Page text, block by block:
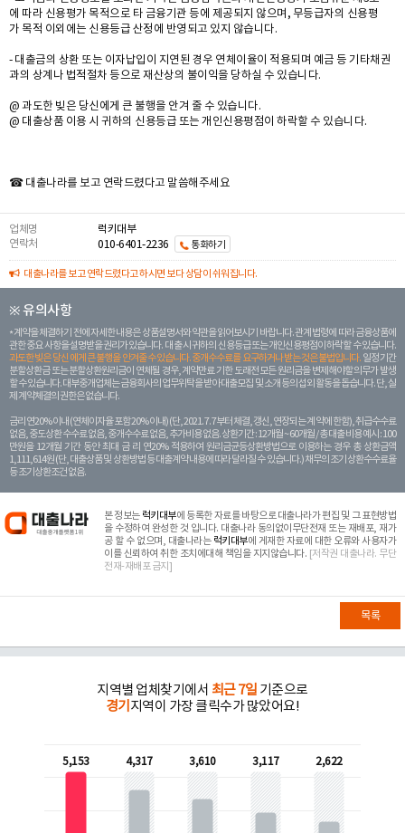
에 따라 신용평가 목적으로 타 금융기관 등에 제공되지 않으며, 무등급자의 신용평
가 목적 이외에는 신용등급 산정에 반영되고 있지 않습니다.
- 대출금의 상환 또는 이자납입이 지연된 경우 연체이율이 적용되며 예금 등 기타채권
과의 상계나 법적절차 등으로 재산상의 불이익을 당하실 수 있습니다.
@ 과도한 빚은 당신에게 큰 불행을 안겨 줄 수 있습니다.
@ 대출상품 이용 시 귀하의 신용등급 또는 개인신용평점이 하락할 수 있습니다.
☎ 대출나라를 보고 연락드렸다고 말씀해주세요
업체명
럭키대부
연락처
010-6401-2236 통화하기
대출나라를 보고 연락드렸다고 하시면 보다 상담이 쉬워집니다.
※ 유의사항
계약을 체결하기 전에 자세한 내용은 상품설명서와 약관을 읽어보시기 바랍니다. 관계 법령에 따라 금융상품에
관한 중요 사항을 설명받을 권리가 있습니다. 대 출 시 귀하의 신용등급 또는 개인신용평점이 하락할 수 있습니다.
과도한 빚은 당신 에게 큰 불행을 안겨줄 수 있습니다. 중개수수료를 요구하거나 받는 것은 불법입니다. 일정 기간
분할상환금 또는 분할상환원리금이 연체될 경우, 계약만료 기한 도래전 모든 원리금을 변제해야할 의무가 발생
할 수 있습니다. 대부중개업체는 금융회사의 업무위탁을 받아 대출모집 및 소개 등의 섭외 활동을 돕습니다. 단, 실
제 계약체결의 권한은 없습니다.
금리 연20% 이내 (연체이자율 포함 20% 이내) (단, 2021. 7. 7부터 체결, 갱신, 연장되는 계 약에 한함), 취급수수료
없음, 중도상환 수수료 없음, 중개수수료 없음, 추가비용 없음. 상환기간 : 12개월 ~ 60개월 / 총 대출 비용 예시 : 100
만원을 12개월 기간 동안 최대 금 리 연20% 적용하여 원리금균등상환방법으로 이용하는 경우 총 상환금액
1,111,614원 (단, 대출상품 및 상환방법 등 대출계약 내용에 따라 달라질 수 있습니다.) 채무의 조기 상환수수료율
등 조기상환조건 없음.
본 정보는 럭키대부에 등록한 자료를 바탕으로 대출나라가 편집 및 그 표현방법
을 수정하여 완성한 것 입니다. 대출나라 동의없이무단전재 또는 재배포, 재가
공 할 수 없으며, 대출나라는 럭키대부에 게재한 자료에 대한 오류와 사용자가
이를 신뢰하여 취한 조치에대해 책임을 지지않습니다. [저작권 대출나라. 무단
전재-재배포 금지]
목록
지역별 업체찾기에서 최근 7일 기준으로
경기 지역이 가장 클릭수가 많았어요!
5,153 4,317 3,610 3,117 2,622